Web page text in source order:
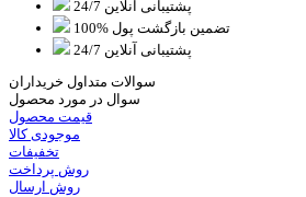
پشتیبانی آنلاین 24/7
100% تضمین بازگشت پول
پشتیبانی آنلاین 24/7
سوالات متداول خریداران
سوال در مورد محصول
قیمت محصول
موجودی کالا
تخفیفات
روش پرداخت
روش ارسال